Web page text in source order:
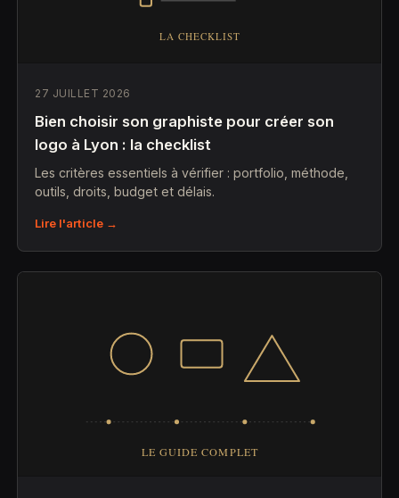
27 JUILLET 2026
Bien choisir son graphiste pour créer son
logo à Lyon : la checklist
Les critères essentiels à vérifier : portfolio, méthode,
outils, droits, budget et délais.
Lire l'article →